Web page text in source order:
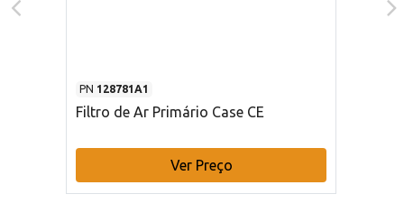
PN 128781A1
Filtro de Ar Primário Case CE
Ver Preço